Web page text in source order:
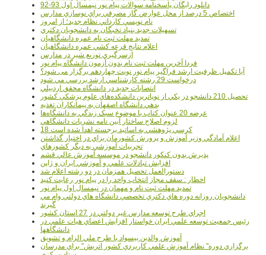
دانلود رایگان پاسخنامه سوالات پیام نور نیمسال اول 93-92
اختصاص 5 درصد از محل عوارض گاز مصرفي براي نوسازي مدارس
نام نويسي کارداني نظام جديد؛ از امروز
تسهيلات جديد بنياد نخبگان به دانشجويان دکتري
تمديد مهلت ثبت نام عمره دانشگاهيان
اعلام نتايج قرعه کشي عمره دانشگاهيان
ازسرگيري توزيع شير در مدارس
فردا آخرین مهلت ثبت نام بدون آزمون دانشگاه پیام نور
آیا تکمیل ظرفیت ارشد فراگیر پیام نور نوبت چهاردهم برگزار می شود؟
درخواست 29 رشته کارشناسي ارشد بررسي مي شود
انتصابات جديد در دانشگاه محقق اردبيلي
تحصيل 210 دانشجو در يکي از نوپاترين دانشکده‌هاي علوم پزشکي کشور
بدهي دانشگاه اصفهان به پيمانکاران تغذيه
عرضه 20 عنوان کتاب با موضوع سبک زندگي به دانشگاه‌ها
لزوم اصلاح ساختار آيين نامه نشريات دانشگاهي
18 کرسي پژوهشي به اساتيد برجسته اهدا شده است
اعلام آمادگي وزير آموزش و پرورش کشورمان براي در اختيار گذاشتن
تجربيات آموزشي به ديگر کشورهاي
پذيرش بدون کنکور دانشجو در موسسه آموزش عالي قشم
افزايش تبادلات علمي و آموزشي ايران و ژاپن
دستورالعمل تحصیل همزمان در دو رشته اعلام شد
اخطار : سقف مجاز انتخاب واحد را در پیام نور رعایت کنید
تمدید مهلت ثبت نام و مهمان در نیمسال اول پیام نور
دانشجويان روزانه دوره هاي دكتري تخصصي دانشگاه هاي دولتي وام مي
گيرند
اجراي طرح توسعه مدارس غير دولتي در 27 استان کشور
رئيس جمعيت توسعه علمي ايران خواستار افزايش اعضاي هيات علمي در
دانشگاهها
آموزش والدين بيسواد با طرح ملي الزام و تشويق
برگزاري دوره" نظام آموزش علمي كاربردي كشور اتريش" براي مدرسان